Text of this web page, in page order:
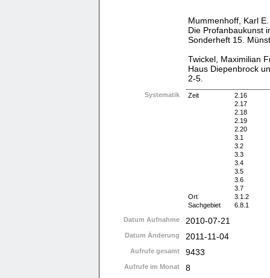
Mummenhoff, Karl E.
Die Profanbaukunst
Sonderheft 15.
Twickel, Maximilian
Haus Diepenbrock
2-5.
Systematik Zeit
2.16
2.17
2.18
2.19
2.20
3.1
3.2
3.3
3.4
3.5
3.6
3.7
Ort
3.1.2
Sachgebiet
6.8.1
Datum Aufnahme
2010-07-21
Datum Änderung 2011-11-04
Aufrufe gesamt 9433
Aufrufe im Monat 8